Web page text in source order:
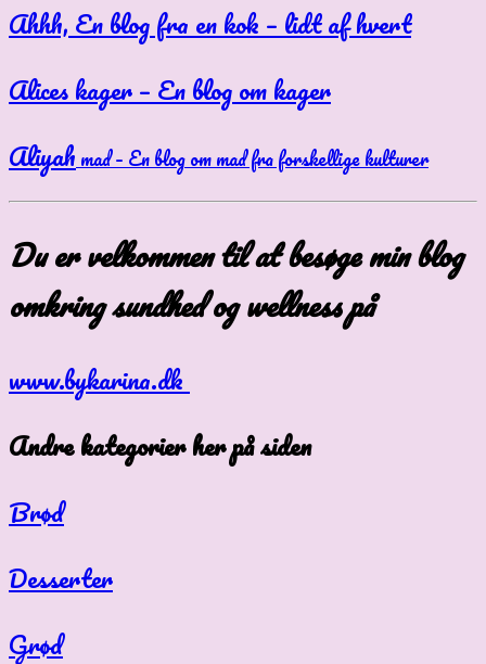
Ahhh, En blog fra en kok – lidt af hvert
Alices kager – En blog om kager
Aliyah mad – En blog om mad fra forskellige kulturer
Du er velkommen til at besøge min blog
omkring sundhed og wellness på
www.bykarina.dk
Andre kategorier her på siden
Brød
Desserter
Grød